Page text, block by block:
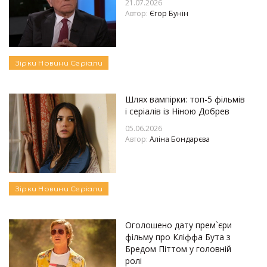
21.07.2026
Автор: Єгор Бунін
Зірки Новини Серіали
Шлях вампірки: топ-5 фільмів
і серіалів із Ніною Добрев
05.06.2026
Автор: Аліна Бондарєва
Зірки Новини Серіали
Оголошено дату прем`єри
фільму про Кліффа Бута з
Бредом Піттом у головній
ролі